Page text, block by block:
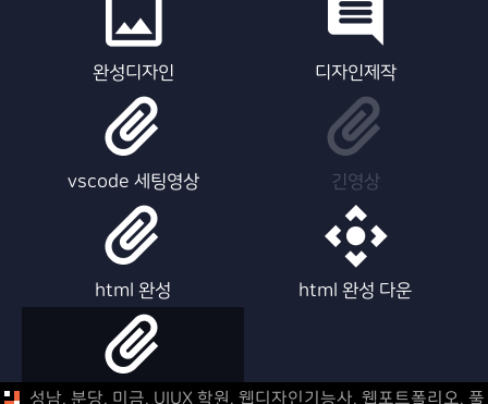
완성디자인 디자인제작
vscode 세팅영상 긴영상
html 완성 html 완성 다운
html 제작영상
성남, 분당, 미금, UIUX 학원, 웹디자인기능사, 웹포트폴리오, 풀